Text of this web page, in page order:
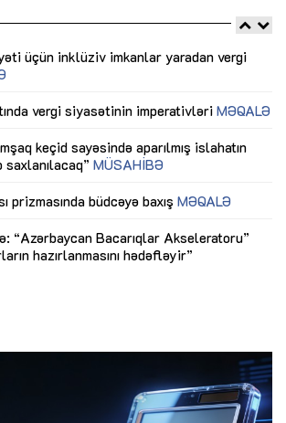
üçün inklüziv imkanlar yaradan vergi
vergi siyasətinin imperativləri MƏQALƏ
keçid sayəsində aparılmış islahatın
MÜSAHİBƏ
prizmasında büdcəyə baxış MƏQALƏ
“Azərbaycan Bacarıqlar Akseleratoru”
hazırlanmasını hədəfləyir”